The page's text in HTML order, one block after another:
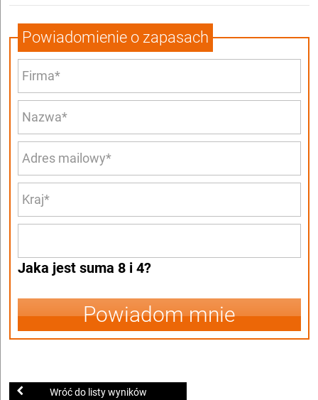
Powiadomienie o zapasach
Jaka jest suma 8 i 4?
Powiadom mnie
Wróć do listy wyników